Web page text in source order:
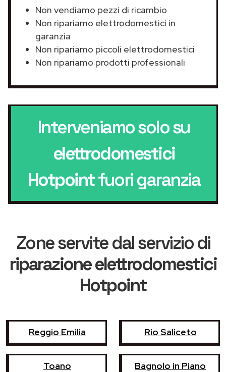
Non vendiamo pezzi di ricambio
Non ripariamo elettrodomestici in
garanzia
Non ripariamo piccoli elettrodomestici
Non ripariamo prodotti professionali
Interveniamo solo su
elettrodomestici
Hotpointfuori garanzia
Zone servite dal servizio di
riparazione elettrodomestici
Hotpoint
Reggio Emilia Rio Saliceto
Toano Bagnolo in Piano